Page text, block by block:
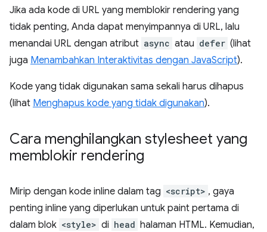
Jika ada kode di URL yang memblokir rendering yang
tidak penting, Anda dapat menyimpannya di URL, lalu
menandai URL dengan atribut async atau defer (lihat
juga Menambahkan Interaktivitas dengan JavaScript).
Kode yang tidak digunakan sama sekali harus dihapus
(lihat Menghapus kode yang tidak digunakan).
Cara menghilangkan stylesheet yang
memblokir rendering
Mirip dengan kode inline dalam tag <script> , gaya
penting inline yang diperlukan untuk paint pertama di
dalam blok <style> di head halaman HTML. Kemudian,